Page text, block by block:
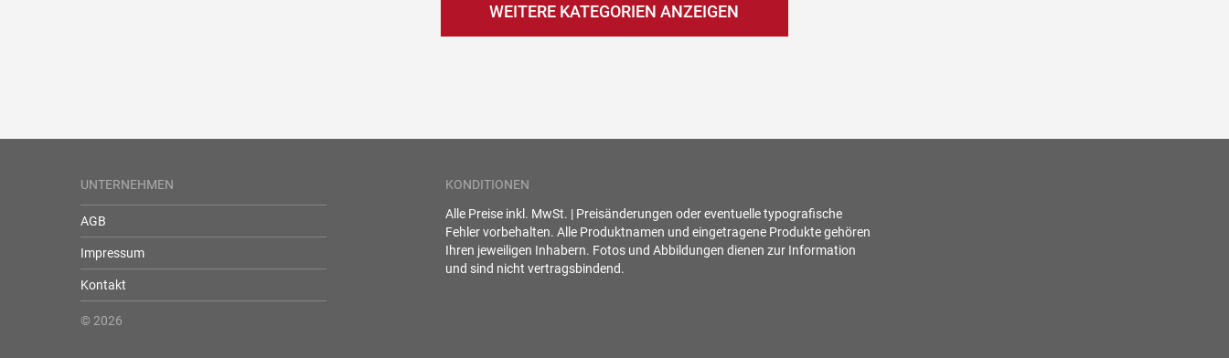
WEITERE KATEGORIEN ANZEIGEN
UNTERNEHMEN
AGB
Impressum
Kontakt
© 2026
KONDITIONEN
Alle Preise inkl. MwSt. | Preisänderungen oder eventuelle typografische
Fehler vorbehalten. Alle Produktnamen und eingetragene Produkte gehören
Ihren jeweiligen Inhabern. Fotos und Abbildungen dienen zur Information
und sind nicht vertragsbindend.